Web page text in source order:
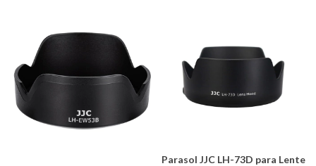
Parasol JJC LH-73D para Lente